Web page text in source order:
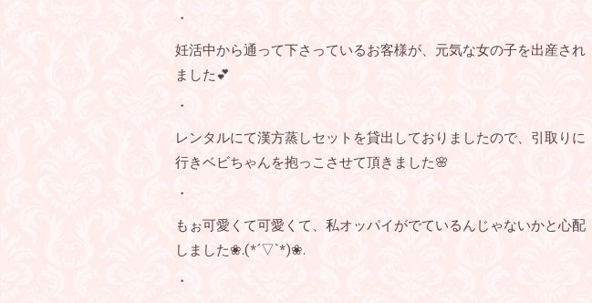
・
妊活中から通って下さっているお客様が、元気な女の子を出産され
ました💕
・
レンタルにて漢方蒸しセットを貸出しておりましたので、引取りに
行きベビちゃんを抱っこさせて頂きました🌸
・
もぉ可愛くて可愛くて、私オッパイがでているんじゃないかと心配
しました❀︎.(*´▽︎`*)❀︎.
・